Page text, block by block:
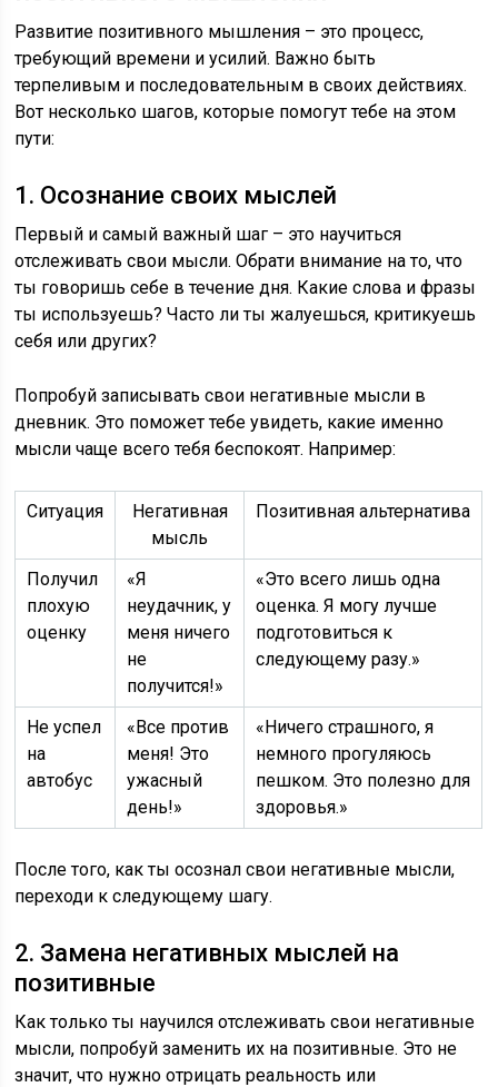
Развитие позитивного мышления – это процесс,
требующий времени и усилий. Важно быть
терпеливым и последовательным в своих действиях.
Вот несколько шагов, которые помогут тебе на этом
пути:
1. Осознание своих мыслей
Первый и самый важный шаг – это научиться
отслеживать свои мысли. Обрати внимание на то, что
ты говоришь себе в течение дня. Какие слова и фразы
ты используешь? Часто ли ты жалуешься, критикуешь
себя или других?
Попробуй записывать свои негативные мысли в
дневник. Это поможет тебе увидеть, какие именно
мысли чаще всего тебя беспокоят. Например:
Ситуация
Негативная
мысль
Позитивная альтернатива
Получил
плохую
оценку
«Я
неудачник, у
меня ничего
не
получится!»
«Это всего лишь одна
оценка. Я могу лучше
подготовиться к
следующему разу.»
Не успел
на
автобус
«Все против
меня! Это
ужасный
день!»
«Ничего страшного, я
немного прогуляюсь
пешком. Это полезно для
здоровья.»
После того, как ты осознал свои негативные мысли,
переходи к следующему шагу.
2. Замена негативных мыслей на
позитивные
Как только ты научился отслеживать свои негативные
мысли, попробуй заменить их на позитивные. Это не
значит, что нужно отрицать реальность или